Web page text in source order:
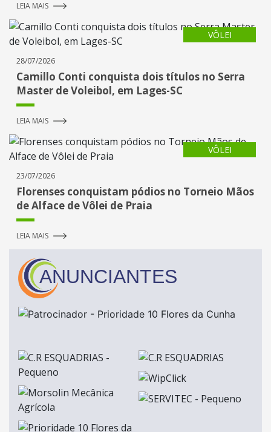
LEIA MAIS
VÔLEI
28/07/2026
Camillo Conti conquista dois títulos no Serra
Master de Voleibol, em Lages-SC
LEIA MAIS
VÔLEI
23/07/2026
Florenses conquistam pódios no Torneio Mãos
de Alface de Vôlei de Praia
LEIA MAIS
ANUNCIANTES